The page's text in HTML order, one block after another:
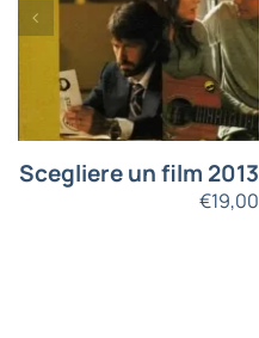
Scegliere un film 2013
€19,00